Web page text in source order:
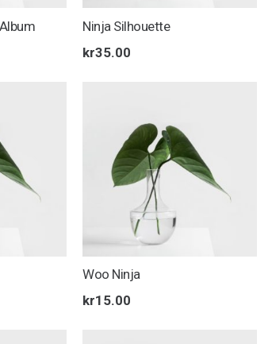
Ninja Silhouette
kr35.00
Woo Ninja
kr15.00